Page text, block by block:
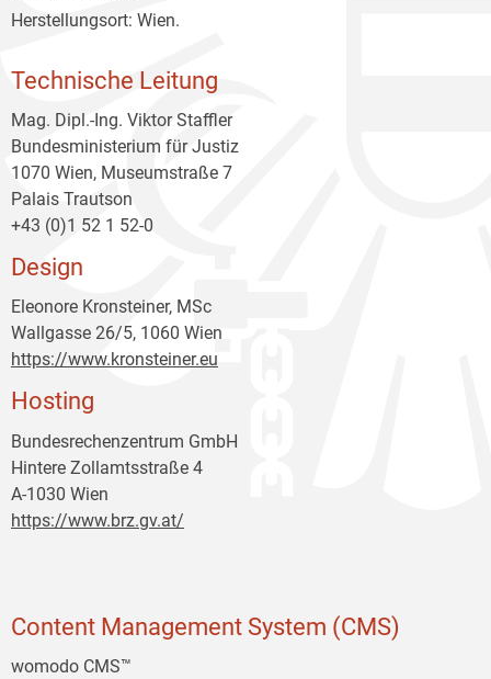
Herstellungsort: Wien.
Technische Leitung
Mag. Dipl.-Ing. Viktor Staffler
Bundesministerium für Justiz
1070 Wien, Museumstraße 7
Palais Trautson
+43 (0)1 52 1 52-0
Design
Eleonore Kronsteiner, MSc
Wallgasse 26/5, 1060 Wien
https://www.kronsteiner.eu
Hosting
Bundesrechenzentrum GmbH
Hintere Zollamtsstraße 4
A-1030 Wien
https://www.brz.gv.at/
Content Management System (CMS)
womodo CMS™